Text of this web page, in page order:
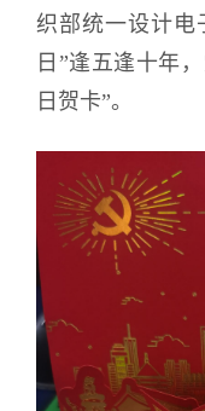
织部统一设计电
日”逢五逢十年
日贺卡”。